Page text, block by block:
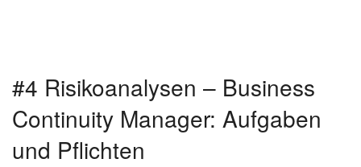
#4 Risikoanalysen – Business
Continuity Manager: Aufgaben
und Pflichten